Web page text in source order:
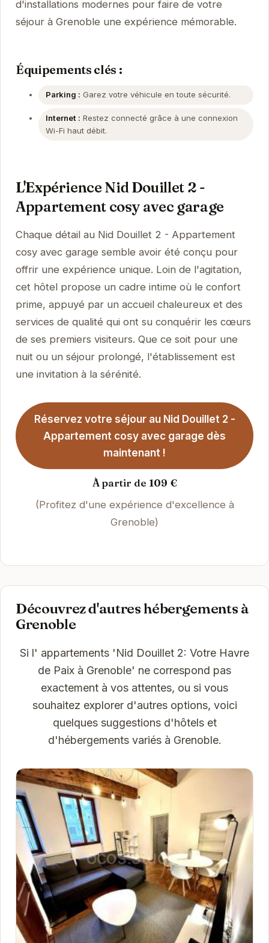
d'installations modernes pour faire de votre
séjour à Grenoble une expérience mémorable.
Équipements clés :
Parking : Garez votre véhicule en toute sécurité.
Internet : Restez connecté grâce à une connexion
Wi-Fi haut débit.
L'Expérience Nid Douillet 2 -
Appartement cosy avec garage
Chaque détail au Nid Douillet 2 - Appartement
cosy avec garage semble avoir été conçu pour
offrir une expérience unique. Loin de l'agitation,
cet hôtel propose un cadre intime où le confort
prime, appuyé par un accueil chaleureux et des
services de qualité qui ont su conquérir les cœurs
de ses premiers visiteurs. Que ce soit pour une
nuit ou un séjour prolongé, l'établissement est
une invitation à la sérénité.
Réservez votre séjour au Nid Douillet 2 -
Appartement cosy avec garage dès
maintenant !
À partir de 109 €
(Profitez d'une expérience d'excellence à
Grenoble)
Découvrez d'autres hébergements à
Grenoble
Si l' appartements 'Nid Douillet 2: Votre Havre
de Paix à Grenoble' ne correspond pas
exactement à vos attentes, ou si vous
souhaitez explorer d'autres options, voici
quelques suggestions d'hôtels et
d'hébergements variés à Grenoble.